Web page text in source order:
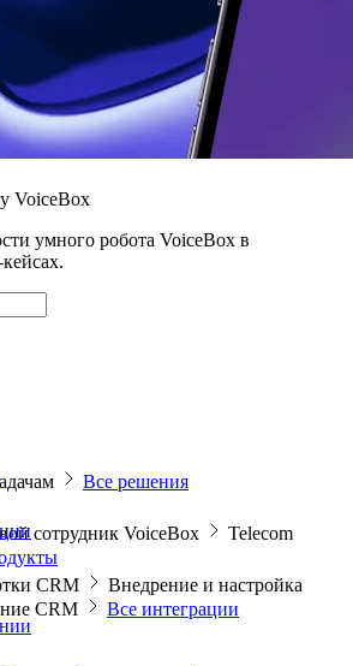
VoiceBox
умного робота VoiceBox в
Все решения
сотрудник VoiceBox
Telecom
CRM
Внедрение и настройка
CRM Все интеграции